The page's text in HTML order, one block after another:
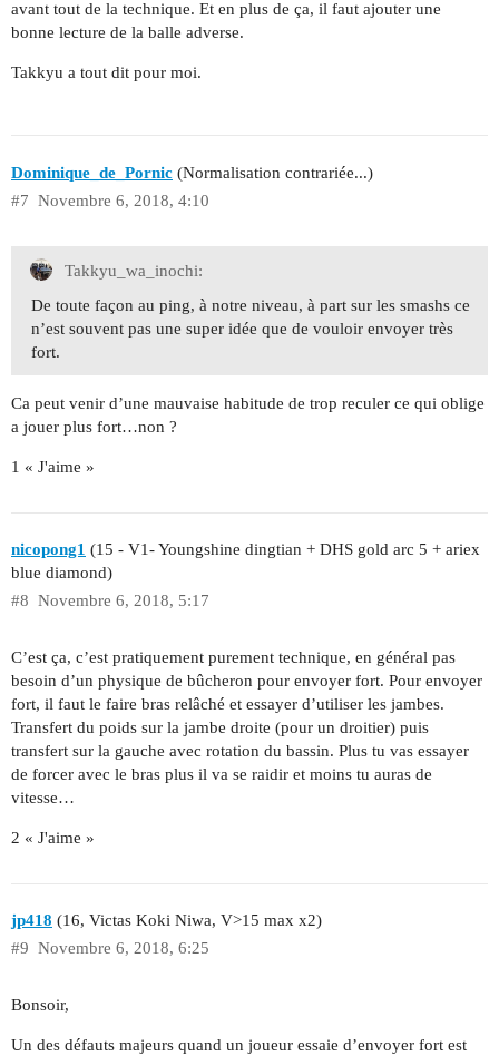
avant tout de la technique. Et en plus de ça, il faut ajouter une
bonne lecture de la balle adverse.
Takkyu a tout dit pour moi.
Dominique_de_Pornic (Normalisation contrariée...)
Novembre 6, 2018, 4:10
#7
Takkyu_wa_inochi:
De toute façon au ping, à notre niveau, à part sur les smashs ce
n’est souvent pas une super idée que de vouloir envoyer très
fort.
Ca peut venir d’une mauvaise habitude de trop reculer ce qui oblige
a jouer plus fort…non ?
1 « J'aime »
nicopong1 (15 - V1- Youngshine dingtian + DHS gold arc 5 + ariex
blue diamond)
Novembre 6, 2018, 5:17
#8
C’est ça, c’est pratiquement purement technique, en général pas
besoin d’un physique de bûcheron pour envoyer fort. Pour envoyer
fort, il faut le faire bras relâché et essayer d’utiliser les jambes.
Transfert du poids sur la jambe droite (pour un droitier) puis
transfert sur la gauche avec rotation du bassin. Plus tu vas essayer
de forcer avec le bras plus il va se raidir et moins tu auras de
vitesse…
2 « J'aime »
jp418 (16, Victas Koki Niwa, V>15 max x2)
Novembre 6, 2018, 6:25
#9
Bonsoir,
Un des défauts majeurs quand un joueur essaie d’envoyer fort est